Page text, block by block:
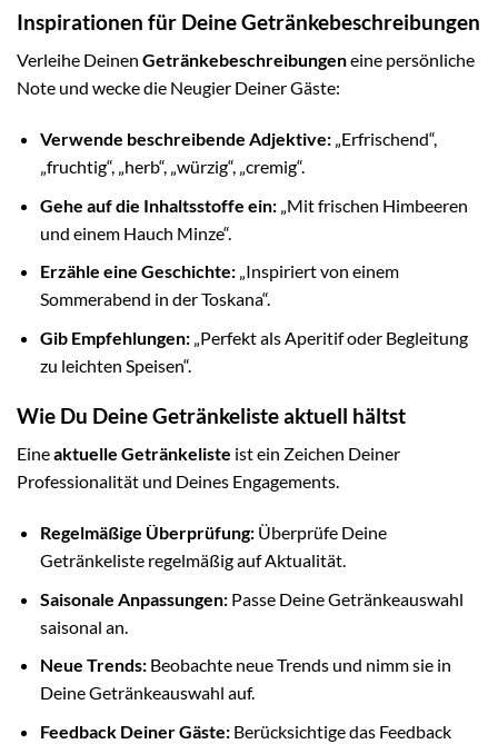
Inspirationen für Deine Getränkebeschreibungen
Verleihe Deinen Getränkebeschreibungeneine persönliche
Note und wecke die Neugier Deiner Gäste:
Verwende beschreibende Adjektive:„Erfrischend“,
„fruchtig“, „herb“, „würzig“, „cremig“.
Gehe auf die Inhaltsstoffe ein:„Mit frischen Himbeeren
und einem Hauch Minze“.
Erzähle eine Geschichte:„Inspiriert von einem
Sommerabend in der Toskana“.
Gib Empfehlungen:„Perfekt als Aperitif oder Begleitung
zu leichten Speisen“.
Wie Du Deine Getränkeliste aktuell hältst
Eineaktuelle Getränkeliste ist ein Zeichen Deiner
Professionalität und Deines Engagements.
Regelmäßige Überprüfung:Überprüfe Deine
Getränkeliste regelmäßig auf Aktualität.
Saisonale Anpassungen:Passe Deine Getränkeauswahl
saisonal an.
Neue Trends:Beobachte neue Trends und nimm sie in
Deine Getränkeauswahl auf.
Feedback Deiner Gäste:Berücksichtige das Feedback